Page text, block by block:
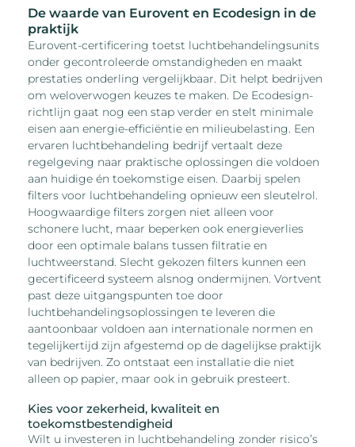
De waarde van Eurovent en Ecodesign in de
praktijk
Eurovent-certificering toetst luchtbehandelingsunits
onder gecontroleerde omstandigheden en maakt
prestaties onderling vergelijkbaar. Dit helpt bedrijven
om weloverwogen keuzes te maken. De Ecodesign-
richtlijn gaat nog een stap verder en stelt minimale
eisen aan energie-efficiëntie en milieubelasting. Een
ervaren luchtbehandeling bedrijf vertaalt deze
regelgeving naar praktische oplossingen die voldoen
aan huidige én toekomstige eisen. Daarbij spelen
filters voor luchtbehandeling opnieuw een sleutelrol.
Hoogwaardige filters zorgen niet alleen voor
schonere lucht, maar beperken ook energieverlies
door een optimale balans tussen filtratie en
luchtweerstand. Slecht gekozen filters kunnen een
gecertificeerd systeem alsnog ondermijnen. Vortvent
past deze uitgangspunten toe door
luchtbehandelingsoplossingen te leveren die
aantoonbaar voldoen aan internationale normen en
tegelijkertijd zijn afgestemd op de dagelijkse praktijk
van bedrijven. Zo ontstaat een installatie die niet
alleen op papier, maar ook in gebruik presteert.
Kies voor zekerheid, kwaliteit en
toekomstbestendigheid
Wilt u investeren in luchtbehandeling zonder risico’s